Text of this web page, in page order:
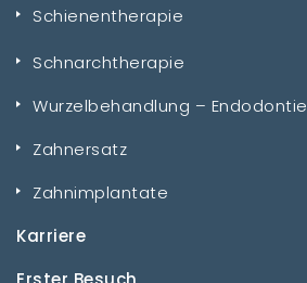
Schienentherapie
Schnarchtherapie
Wurzelbehandlung – Endodontie
Zahnersatz
Zahnimplantate
Karriere